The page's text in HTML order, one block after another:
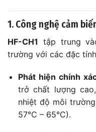
1. Công nghệ cảm
HF-CH1 tập trung
trường với các đặc
Phát hiện chính
trở chất lượng
nhiệt độ môi
57°C – 65°C).